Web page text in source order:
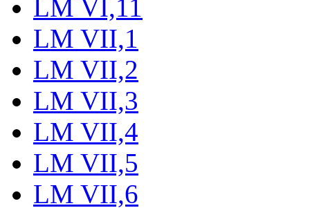
LM VI,11
LM VII,1
LM VII,2
LM VII,3
LM VII,4
LM VII,5
LM VII,6